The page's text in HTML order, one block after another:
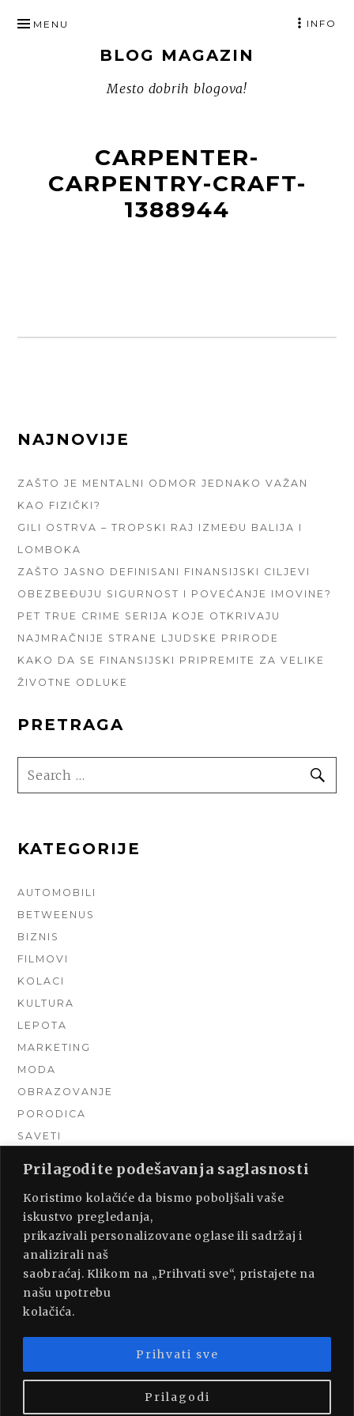
Prilagodite podešavanja saglasnosti
Koristimo kolačiće da bismo poboljšali vaše
iskustvo pregledanja,
prikazivali personalizovane oglase ili sadržaj i
analizirali naš
saobraćaj. Klikom na „Prihvati sve“, pristajete na
našu upotrebu
kolačića.
Prilagodi
Prihvati sve
TO
BLOG MAGAZIN
Mesto dobrih blogova!
MENU INFO
CARPENTER-
CARPENTRY-CRAFT-
1388944
FOOTER
NAJNOVIJE
ZAŠTO JE MENTALNI ODMOR JEDNAKO VAŽAN
KAO FIZIČKI?
GILI OSTRVA – TROPSKI RAJ IZMEĐU BALIJA I
LOMBOKA
ZAŠTO JASNO DEFINISANI FINANSIJSKI CILJEVI
OBEZBEĐUJU SIGURNOST I POVEĆANJE IMOVINE?
PET TRUE CRIME SERIJA KOJE OTKRIVAJU
NAJMRAČNIJE STRANE LJUDSKE PRIRODE
KAKO DA SE FINANSIJSKI PRIPREMITE ZA VELIKE
ŽIVOTNE ODLUKE
PRETRAGA
SEARCH
FOR:
KATEGORIJE
AUTOMOBILI
BETWEENUS
BIZNIS
FILMOVI
KOLACI
KULTURA
LEPOTA
MARKETING
MODA
OBRAZOVANJE
PORODICA
SAVETI
TURIZAM
UNCATEGORIZED
URADI SAM
UREĐENJE DOMA
ZDRAVLJE
PROUDLY POWERED BY WORDPRESS |THEME:
MUNSA LITE BY
FOXLAND